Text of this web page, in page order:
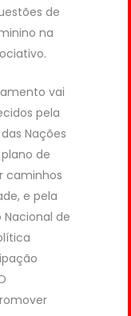
de
na
vai
pela
Nações
de
caminhos
e pela
Nacional de